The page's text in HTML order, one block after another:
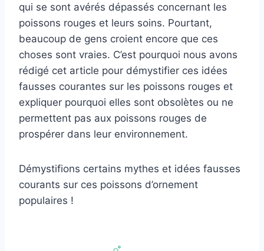
qui se sont avérés dépassés concernant les
poissons rouges et leurs soins. Pourtant,
beaucoup de gens croient encore que ces
choses sont vraies. C’est pourquoi nous avons
rédigé cet article pour démystifier ces idées
fausses courantes sur les poissons rouges et
expliquer pourquoi elles sont obsolètes ou ne
permettent pas aux poissons rouges de
prospérer dans leur environnement.
Démystifions certains mythes et idées fausses
courants sur ces poissons d’ornement
populaires !